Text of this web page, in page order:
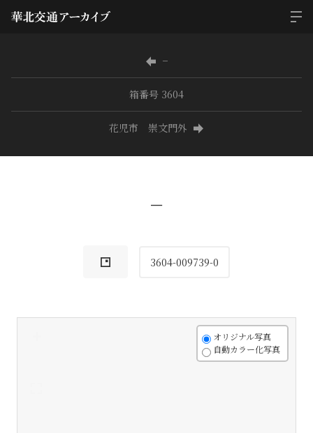
−
箱番号 3604
花児市 崇文門外
−
3604-009739-0
オリジナル写真
自動カラー化写真